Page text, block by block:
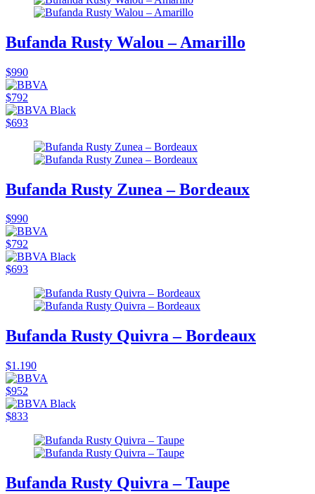
Bufanda Rusty Walou – Amarillo
$990
$792
$693
Bufanda Rusty Zunea – Bordeaux
$990
$792
$693
Bufanda Rusty Quivra – Bordeaux
$1.190
$952
$833
Bufanda Rusty Quivra – Taupe